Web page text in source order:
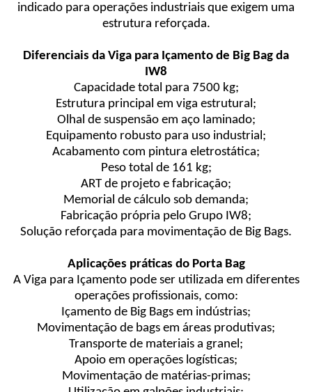
indicado para operações industriais que exigem uma
estrutura reforçada.
Diferenciais da Viga para Içamento de Big Bag da
IW8
Capacidade total para 7500 kg;
Estrutura principal em viga estrutural;
Olhal de suspensão em aço laminado;
Equipamento robusto para uso industrial;
Acabamento com pintura eletrostática;
Peso total de 161 kg;
ART de projeto e fabricação;
Memorial de cálculo sob demanda;
Fabricação própria pelo Grupo IW8;
Solução reforçada para movimentação de Big Bags.
Aplicações práticas do Porta Bag
A Viga para Içamento pode ser utilizada em diferentes
operações profissionais, como:
Içamento de Big Bags em indústrias;
Movimentação de bags em áreas produtivas;
Transporte de materiais a granel;
Apoio em operações logísticas;
Movimentação de matérias-primas;